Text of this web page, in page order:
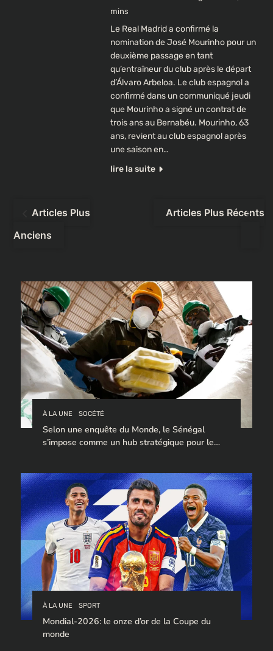
mins
Le Real Madrid a confirmé la
nomination de José Mourinho pour un
deuxième passage en tant
qu’entraîneur du club après le départ
d’Álvaro Arbeloa. Le club espagnol a
confirmé dans un communiqué jeudi
que Mourinho a signé un contrat de
trois ans au Bernabéu. Mourinho, 63
ans, revient au club espagnol après
une saison en…
lire la suite
Articles Plus
Anciens
Articles Plus Récents
À LA UNE SOCÉTÉ
Selon une enquête du Monde, le Sénégal
s’impose comme un hub stratégique pour le
À LA UNE SPORT
Mondial-2026: le onze d’or de la Coupe du
monde